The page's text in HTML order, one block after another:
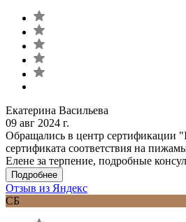
Екатерина Васильева
09 авг 2024 г.
Обращались в центр сертификации
сертификата соответствия на
Елене за терпение, подробные
Подробнее
Отзыв из Яндекс
СБ